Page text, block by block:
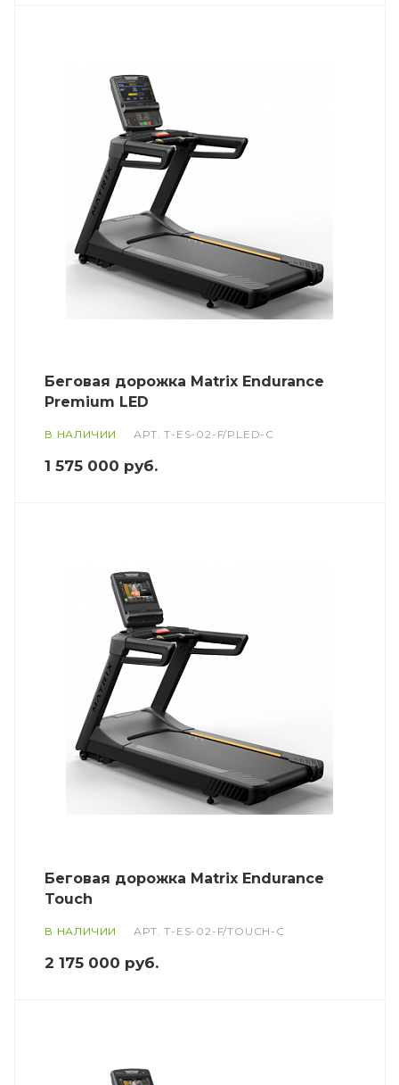
Беговая дорожка Matrix Endurance
Premium LED
В НАЛИЧИИ АРТ.T-ES-02-F/PLED-C
1 575 000 руб.
Беговая дорожка Matrix Endurance
Touch
В НАЛИЧИИ АРТ.T-ES-02-F/TOUCH-C
2 175 000 руб.